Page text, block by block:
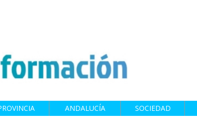
ANDALUCÍA SOCIEDAD